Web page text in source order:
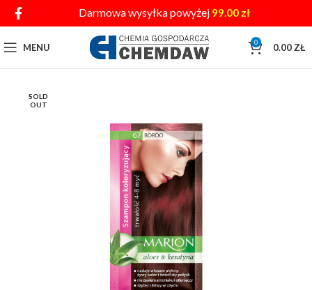
Darmowa wysyłka powyżej 99.00 zł
MENU 0 0.00 ZŁ
SOLD
OUT